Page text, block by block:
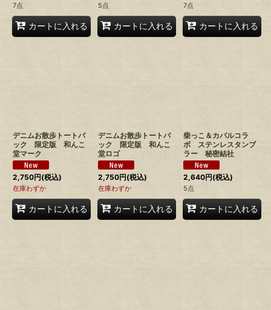
7点
カートに入れる
5点
カートに入れる
7点
カートに入れる
デニムお散歩トートバ
ック 限定版 和んこ
堂マーク
2,750円(税込)
在庫わずか
カートに入れる
デニムお散歩トートバ
ック 限定版 和んこ
堂ロゴ
2,750円(税込)
在庫わずか
カートに入れる
柴っこ＆カパルコラ
ボ ステンレスタンブ
ラー 秘密結社
2,640円(税込)
5点
カートに入れる